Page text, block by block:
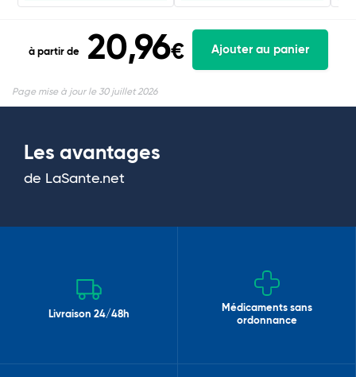
à partir de 20,96€ Ajouter au panier
Page mise à jour le 30 juillet 2026
Les avantages
de LaSante.net
Livraison 24/48h
Médicaments sans
ordonnance